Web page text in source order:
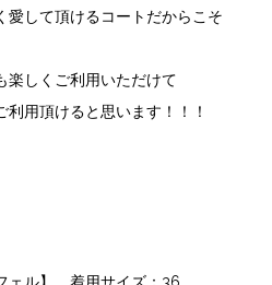
愛して頂けるコートだからこそ
楽しくご利用いただけて
用頂けると思います！！！